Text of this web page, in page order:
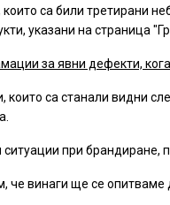
които са били третирани
указани на страница
за явни дефекти,
които са станали видни
при брандиране,
че винаги ще се